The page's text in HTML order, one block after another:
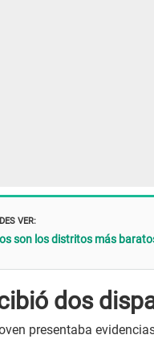
VER:
son los distritos más
dos
presentaba